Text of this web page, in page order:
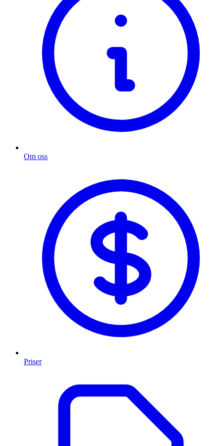
Om oss
Priser